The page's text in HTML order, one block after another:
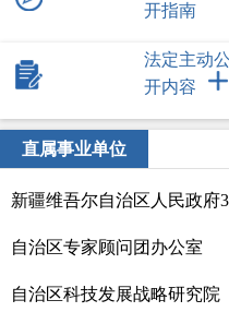
开指南
法定主动公
开内容
直属事业单位
自治区专家顾问团办公室
自治区科技发展战略研究院